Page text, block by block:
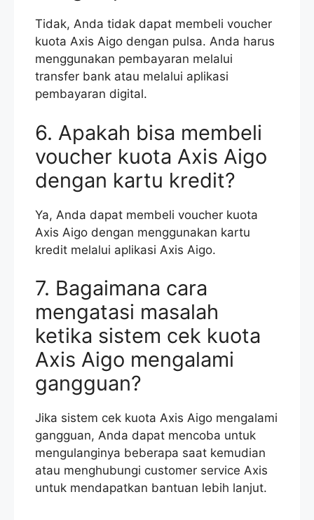
Tidak, Anda tidak dapat membeli voucher
kuota Axis Aigo dengan pulsa. Anda harus
menggunakan pembayaran melalui
transfer bank atau melalui aplikasi
pembayaran digital.
6. Apakah bisa membeli
voucher kuota Axis Aigo
dengan kartu kredit?
Ya, Anda dapat membeli voucher kuota
Axis Aigo dengan menggunakan kartu
kredit melalui aplikasi Axis Aigo.
7. Bagaimana cara
mengatasi masalah
ketika sistem cek kuota
Axis Aigo mengalami
gangguan?
Jika sistem cek kuota Axis Aigo mengalami
gangguan, Anda dapat mencoba untuk
mengulanginya beberapa saat kemudian
atau menghubungi customer service Axis
untuk mendapatkan bantuan lebih lanjut.